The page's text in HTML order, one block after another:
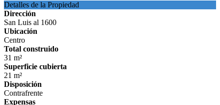
Detalles de la Propiedad
Dirección
San Luis al 1600
Ubicación
Centro
Total construido
31 m²
Superficie cubierta
21 m²
Disposición
Contrafrente
Expensas